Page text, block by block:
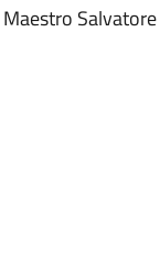
Salvatore